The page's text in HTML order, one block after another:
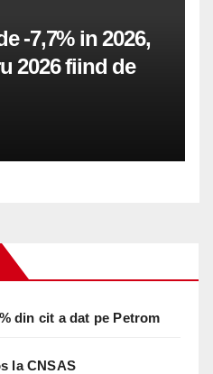
-7,7% in 2026,
2026 fiind de
din cit a dat pe Petrom
la CNSAS